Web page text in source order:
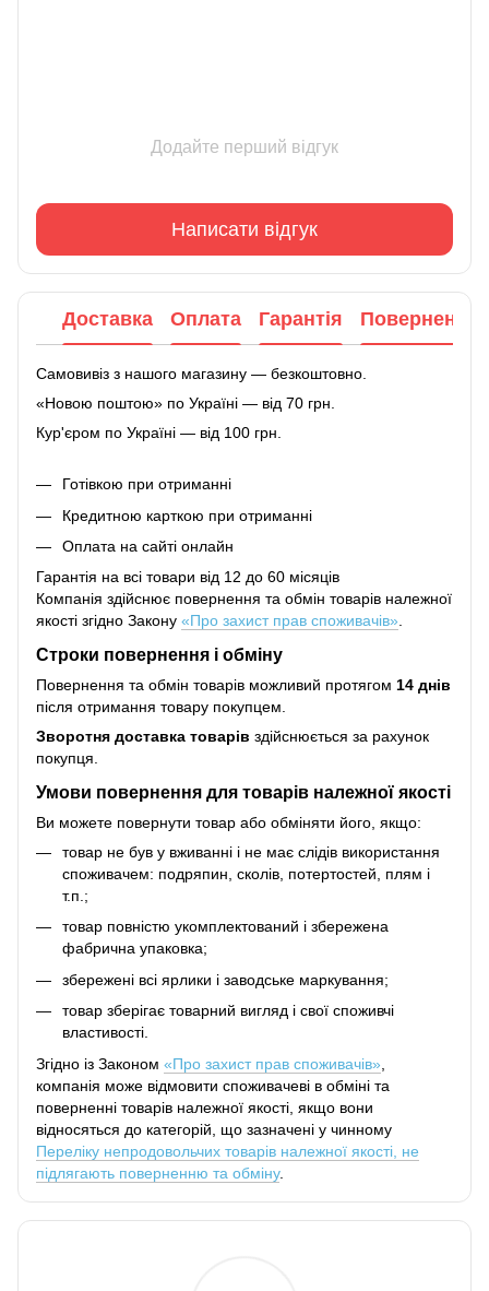
Додайте перший відгук
Написати відгук
Доставка Оплата Гарантія Повернення
Самовивіз з нашого магазину — безкоштовно.
«Новою поштою» по Україні — від 70 грн.
Кур'єром по Україні — від 100 грн.
Готівкою при отриманні
Кредитною карткою при отриманні
Оплата на сайті онлайн
Гарантія на всі товари від 12 до 60 місяців
Компанія здійснює повернення та обмін товарів належної
якості згідно Закону «Про захист прав споживачів».
Строки повернення і обміну
Повернення та обмін товарів можливий протягом 14 днів
після отримання товару покупцем.
Зворотня доставка товарів здійснюється за рахунок
покупця.
Умови повернення для товарів належної якості
Ви можете повернути товар або обміняти його, якщо:
товар не був у вживанні і не має слідів використання
споживачем: подряпин, сколів, потертостей, плям і
т.п.;
товар повністю укомплектований і збережена
фабрична упаковка;
збережені всі ярлики і заводське маркування;
товар зберігає товарний вигляд і свої споживчі
властивості.
Згідно із Законом «Про захист прав споживачів»
компанія може відмовити споживачеві в обміні та
поверненні товарів належної якості, якщо вони
відносяться до категорій, що зазначені у чинному
Переліку непродовольчих товарів належної якості, не
підлягають поверненню та обміну.